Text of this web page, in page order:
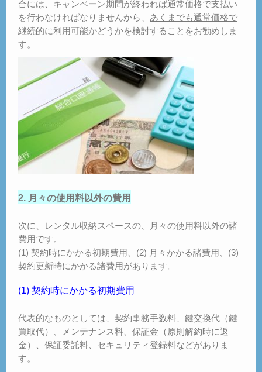
合には、キャンペーン期間が終われば通常価格で支払い
を行わなければなりませんから、 あくまでも通常価格で
継続的に利用可能かどうかを検討することをお勧め しま
す。
2. 月々の使用料以外の費用
次に、レンタル収納スペースの、月々の使用料以外の諸
費用です。
(1) 契約時にかかる初期費用、(2) 月々かかる諸費用、(3)
契約更新時にかかる諸費用があります。
(1) 契約時にかかる初期費用
代表的なものとしては、契約事務手数料、鍵交換代（鍵
買取代）、メンテナンス料、保証金（原則解約時に返
金）、保証委託料、セキュリティ登録料などがありま
す。